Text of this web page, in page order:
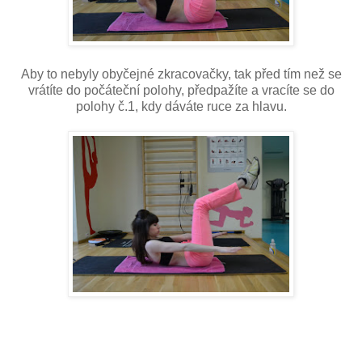
Aby to nebyly obyčejné zkracovačky, tak před tím než se
vrátíte do počáteční polohy, předpažíte a vracíte se do
polohy č.1, kdy dáváte ruce za hlavu.